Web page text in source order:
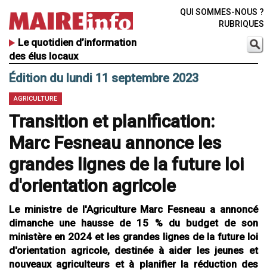
Le quotidien d’information
des élus locaux
QUI SOMMES-NOUS ?
RUBRIQUES
Édition du lundi 11 septembre 2023
AGRICULTURE
Transition et planification:
Marc Fesneau annonce les
grandes lignes de la future loi
d'orientation agricole
Le ministre de l'Agriculture Marc Fesneau a annoncé
dimanche une hausse de 15 % du budget de son
ministère en 2024 et les grandes lignes de la future loi
d'orientation agricole, destinée à aider les jeunes et
nouveaux agriculteurs et à planifier la réduction des